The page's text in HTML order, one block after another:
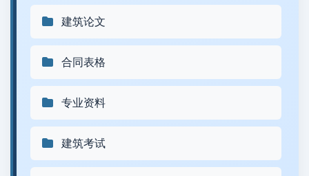
建筑论文
合同表格
专业资料
建筑考试